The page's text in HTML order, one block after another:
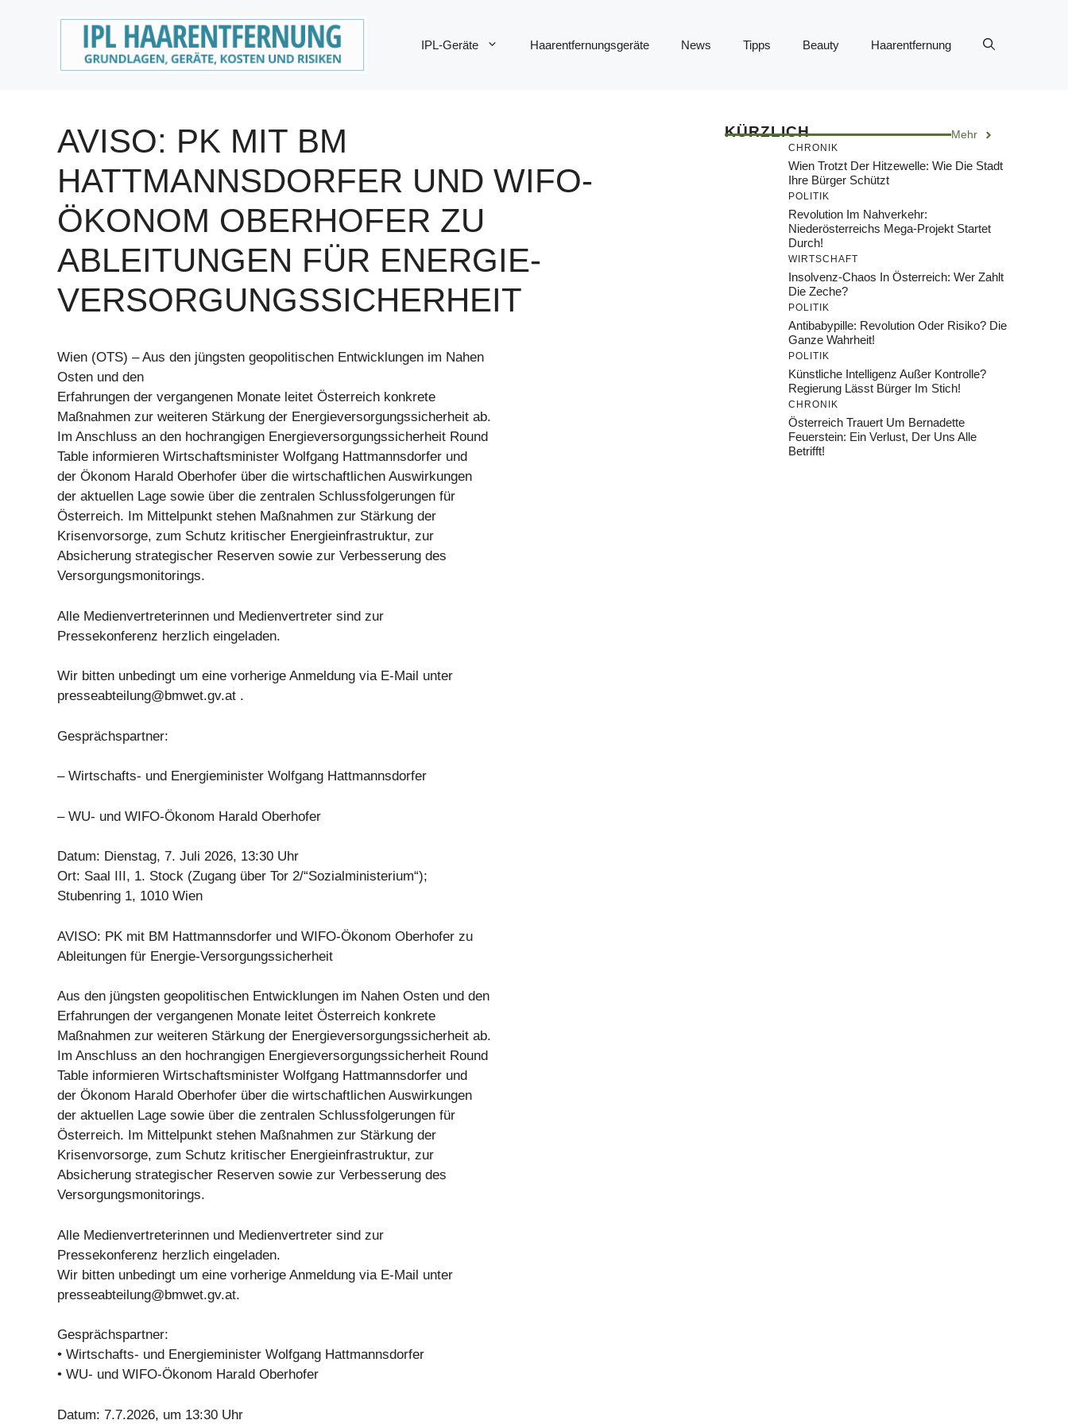
IPL-Geräte Haarentfernungsgeräte News Tipps Beauty Haarentfernung
AVISO: PK MIT BM
HATTMANNSDORFER UND WIFO-
ÖKONOM OBERHOFER ZU
ABLEITUNGEN FÜR ENERGIE-
VERSORGUNGSSICHERHEIT
Wien (OTS) – Aus den jüngsten geopolitischen Entwicklungen im Nahen
Osten und den
Erfahrungen der vergangenen Monate leitet Österreich konkrete
Maßnahmen zur weiteren Stärkung der Energieversorgungssicherheit ab.
Im Anschluss an den hochrangigen Energieversorgungssicherheit Round
Table informieren Wirtschaftsminister Wolfgang Hattmannsdorfer und
der Ökonom Harald Oberhofer über die wirtschaftlichen Auswirkungen
der aktuellen Lage sowie über die zentralen Schlussfolgerungen für
Österreich. Im Mittelpunkt stehen Maßnahmen zur Stärkung der
Krisenvorsorge, zum Schutz kritischer Energieinfrastruktur, zur
Absicherung strategischer Reserven sowie zur Verbesserung des
Versorgungsmonitorings.
Alle Medienvertreterinnen und Medienvertreter sind zur
Pressekonferenz herzlich eingeladen.
Wir bitten unbedingt um eine vorherige Anmeldung via E-Mail unter
presseabteilung@bmwet.gv.at .
Gesprächspartner:
– Wirtschafts- und Energieminister Wolfgang Hattmannsdorfer
– WU- und WIFO-Ökonom Harald Oberhofer
Datum: Dienstag, 7. Juli 2026, 13:30 Uhr
Ort: Saal III, 1. Stock (Zugang über Tor 2/“Sozialministerium“);
Stubenring 1, 1010 Wien
AVISO: PK mit BM Hattmannsdorfer und WIFO-Ökonom Oberhofer zu
Ableitungen für Energie-Versorgungssicherheit
Aus den jüngsten geopolitischen Entwicklungen im Nahen Osten und den
Erfahrungen der vergangenen Monate leitet Österreich konkrete
Maßnahmen zur weiteren Stärkung der Energieversorgungssicherheit ab.
Im Anschluss an den hochrangigen Energieversorgungssicherheit Round
Table informieren Wirtschaftsminister Wolfgang Hattmannsdorfer und
der Ökonom Harald Oberhofer über die wirtschaftlichen Auswirkungen
der aktuellen Lage sowie über die zentralen Schlussfolgerungen für
Österreich. Im Mittelpunkt stehen Maßnahmen zur Stärkung der
Krisenvorsorge, zum Schutz kritischer Energieinfrastruktur, zur
Absicherung strategischer Reserven sowie zur Verbesserung des
Versorgungsmonitorings.
Alle Medienvertreterinnen und Medienvertreter sind zur
Pressekonferenz herzlich eingeladen.
Wir bitten unbedingt um eine vorherige Anmeldung via E-Mail unter
presseabteilung@bmwet.gv.at.
Gesprächspartner:
• Wirtschafts- und Energieminister Wolfgang Hattmannsdorfer
• WU- und WIFO-Ökonom Harald Oberhofer
Datum: 7.7.2026, um 13:30 Uhr
KÜRZLICH Mehr
CHRONIK
Wien Trotzt Der Hitzewelle: Wie Die Stadt
Ihre Bürger Schützt
POLITIK
Revolution Im Nahverkehr:
Niederösterreichs Mega-Projekt Startet
Durch!
WIRTSCHAFT
Insolvenz-Chaos In Österreich: Wer Zahlt
Die Zeche?
POLITIK
Antibabypille: Revolution Oder Risiko? Die
Ganze Wahrheit!
POLITIK
Künstliche Intelligenz Außer Kontrolle?
Regierung Lässt Bürger Im Stich!
CHRONIK
Österreich Trauert Um Bernadette
Feuerstein: Ein Verlust, Der Uns Alle
Betrifft!